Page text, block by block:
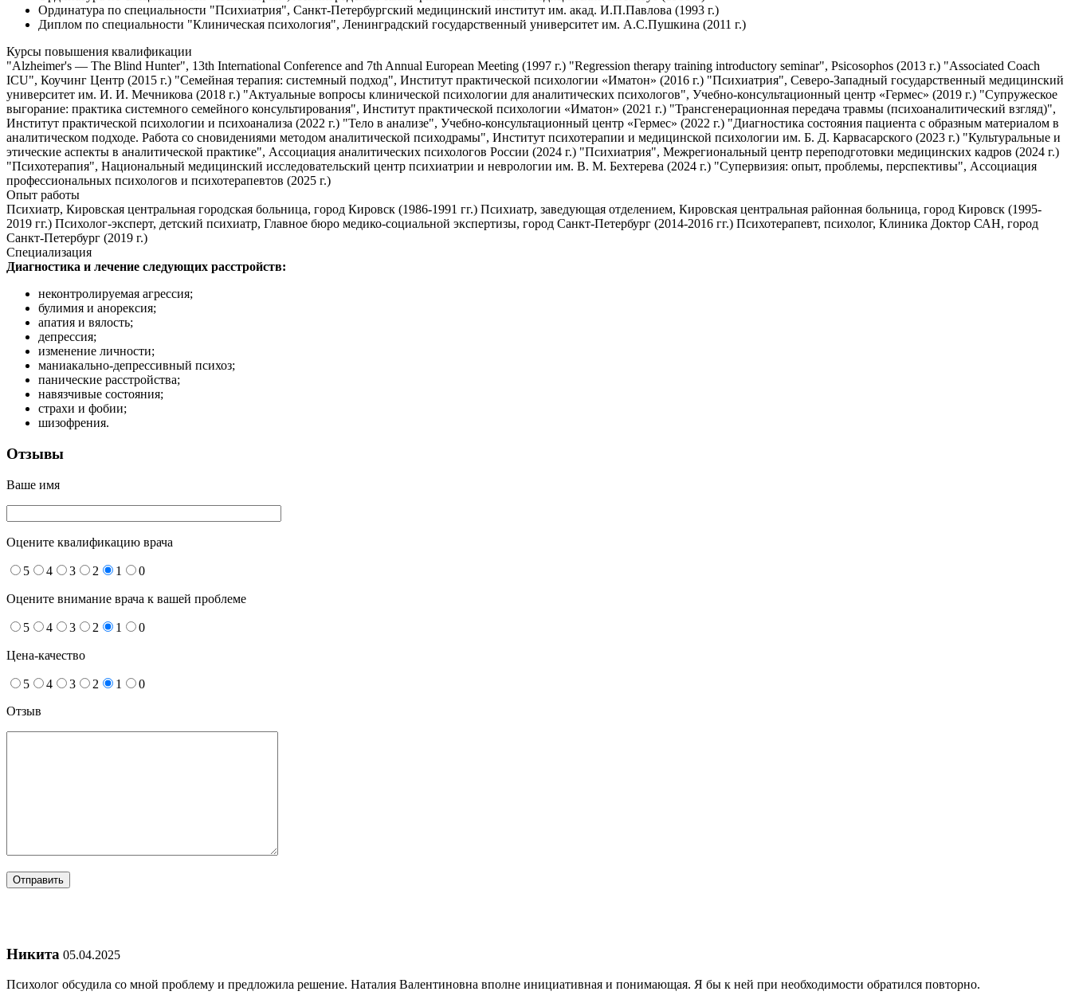
Ординатура по специальности "Психиатрия", Санкт-Петербургский медицинский институт им. акад. И.П.Павлова (1993 г.)
Диплом по специальности "Клиническая психология", Ленинградский государственный университет им. А.С.Пушкина (2011 г.)
Курсы повышения квалификации
"Alzheimer's — The Blind Hunter", 13th International Conference and 7th Annual European Meeting (1997 г.) "Regression therapy training introductory seminar", Psicosophos (2013 г.) "Associated Coach
ICU", Коучинг Центр (2015 г.) "Семейная терапия: системный подход", Институт практической психологии «Иматон» (2016 г.) "Психиатрия", Северо-Западный государственный медицинский
университет им. И. И. Мечникова (2018 г.) "Актуальные вопросы клинической психологии для аналитических психологов", Учебно-консультационный центр «Гермес» (2019 г.) "Супружеское
выгорание: практика системного семейного консультирования", Институт практической психологии «Иматон» (2021 г.) "Трансгенерационная передача травмы (психоаналитический взгляд)",
Институт практической психологии и психоанализа (2022 г.) "Тело в анализе", Учебно-консультационный центр «Гермес» (2022 г.) "Диагностика состояния пациента с образным материалом в
аналитическом подходе. Работа со сновидениями методом аналитической психодрамы", Институт психотерапии и медицинской психологии им. Б. Д. Карвасарского (2023 г.) "Культуральные и
этические аспекты в аналитической практике", Ассоциация аналитических психологов России (2024 г.) "Психиатрия", Межрегиональный центр переподготовки медицинских кадров (2024 г.)
"Психотерапия", Национальный медицинский исследовательский центр психиатрии и неврологии им. В. М. Бехтерева (2024 г.) "Супервизия: опыт, проблемы, перспективы", Ассоциация
профессиональных психологов и психотерапевтов (2025 г.)
Опыт работы
Психиатр, Кировская центральная городская больница, город Кировск (1986-1991 гг.) Психиатр, заведующая отделением, Кировская центральная районная больница, город Кировск (1995-
2019 гг.) Психолог-эксперт, детский психиатр, Главное бюро медико-социальной экспертизы, город Санкт-Петербург (2014-2016 гг.) Психотерапевт, психолог, Клиника Доктор САН, город
Санкт-Петербург (2019 г.)
Специализация
Диагностика и лечение следующих расстройств:
неконтролируемая агрессия;
булимия и анорексия;
апатия и вялость;
депрессия;
изменение личности;
маниакально-депрессивный психоз;
панические расстройства;
навязчивые состояния;
страхи и фобии;
шизофрения.
Отзывы
Ваше имя
Оцените квалификацию врача
5 4 3 2 1 0
Оцените внимание врача к вашей проблеме
5 4 3 2 1 0
Цена-качество
5 4 3 2 1
0
Отзыв
Никита 05.04.2025
Психолог обсудила со мной проблему и предложила решение. Наталия Валентиновна вполне инициативная и понимающая. Я бы к ней при необходимости обратился повторно.